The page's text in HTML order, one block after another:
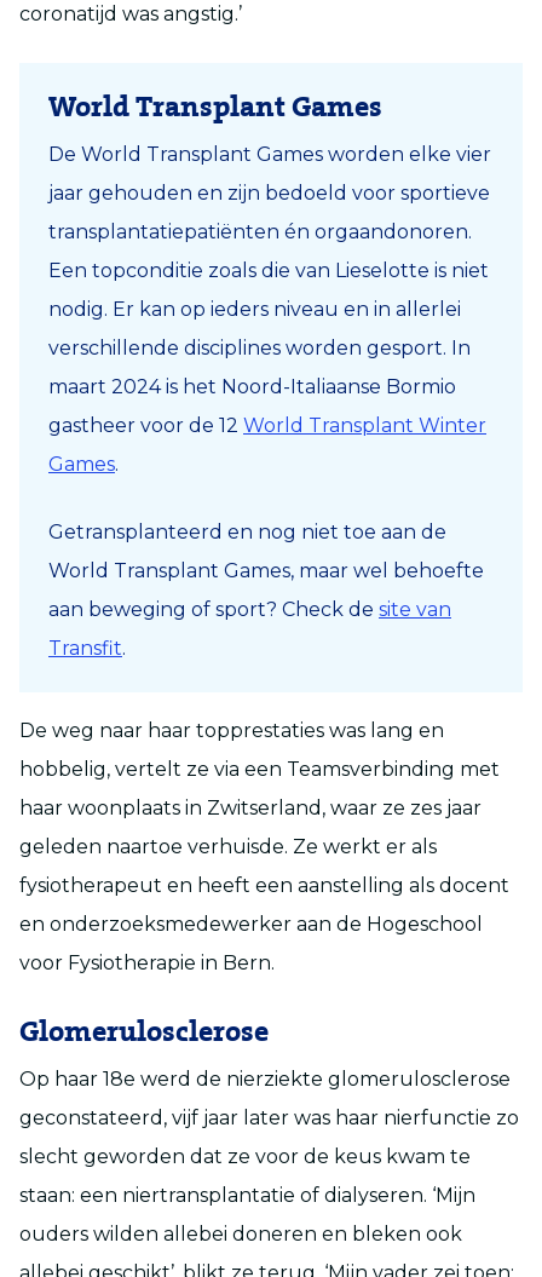
coronatijd was angstig.’
World Transplant Games
De World Transplant Games worden elke vier
jaar gehouden en zijn bedoeld voor sportieve
transplantatiepatiënten én orgaandonoren.
Een topconditie zoals die van Lieselotte is niet
nodig. Er kan op ieders niveau en in allerlei
verschillende disciplines worden gesport. In
maart 2024 is het Noord-Italiaanse Bormio
gastheer voor de 12 World Transplant Winter
Games.
Getransplanteerd en nog niet toe aan de
World Transplant Games, maar wel behoefte
aan beweging of sport? Check de site van
Transfit.
De weg naar haar topprestaties was lang en
hobbelig, vertelt ze via een Teamsverbinding met
haar woonplaats in Zwitserland, waar ze zes jaar
geleden naartoe verhuisde. Ze werkt er als
fysiotherapeut en heeft een aanstelling als docent
en onderzoeksmedewerker aan de Hogeschool
voor Fysiotherapie in Bern.
Glomerulosclerose
Op haar 18e werd de nierziekte glomerulosclerose
geconstateerd, vijf jaar later was haar nierfunctie zo
slecht geworden dat ze voor de keus kwam te
staan: een niertransplantatie of dialyseren. ‘Mijn
ouders wilden allebei doneren en bleken ook